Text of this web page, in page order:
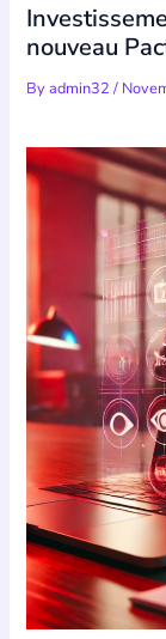
nouveau
Byadmin32/